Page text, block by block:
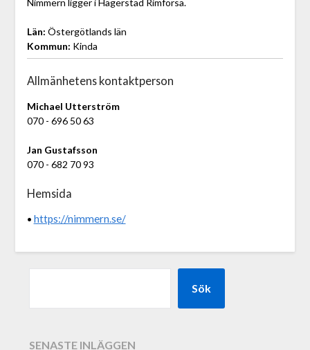
Nimmern ligger i Hägerstad Rimforsa.
Län: Östergötlands län
Kommun: Kinda
Allmänhetens kontaktperson
Michael Utterström
070 - 696 50 63
Jan Gustafsson
070 - 682 70 93
Hemsida
• https://nimmern.se/
Sök
SENASTE INLÄGGEN